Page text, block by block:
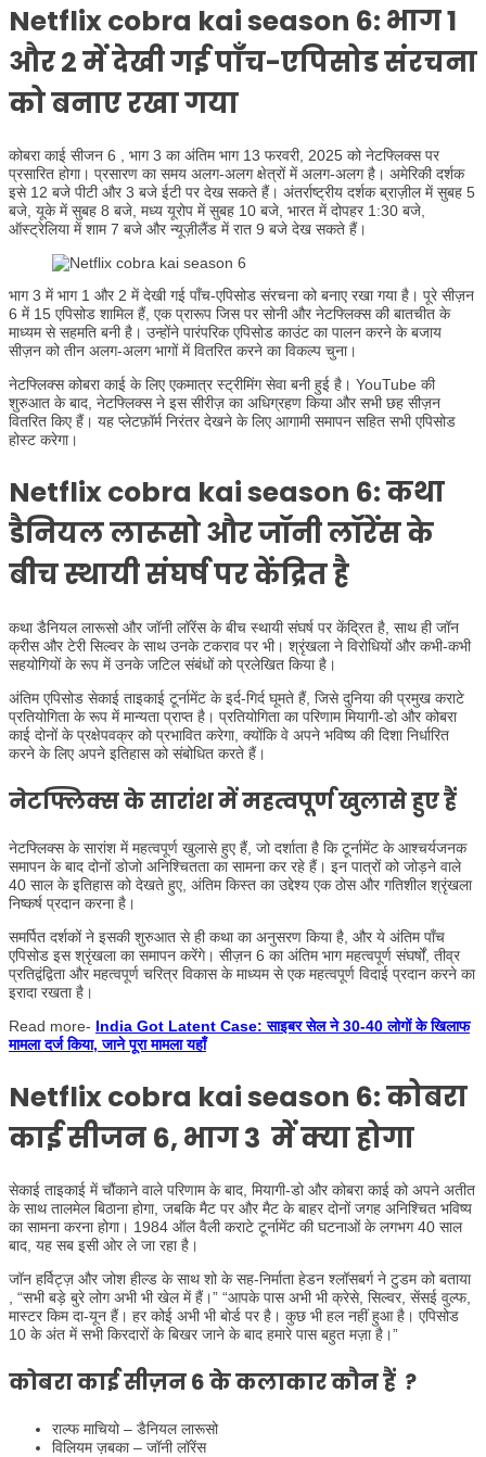
Netflix cobra kai season 6: भाग 1
और 2 में देखी गई पाँच-एपिसोड संरचना
को बनाए रखा गया
कोबरा काई सीजन 6 , भाग 3 का अंतिम भाग 13 फरवरी, 2025 को नेटफ्लिक्स पर
प्रसारित होगा। प्रसारण का समय अलग-अलग क्षेत्रों में अलग-अलग है। अमेरिकी दर्शक
इसे 12 बजे पीटी और 3 बजे ईटी पर देख सकते हैं। अंतर्राष्ट्रीय दर्शक ब्राज़ील में सुबह 5
बजे, यूके में सुबह 8 बजे, मध्य यूरोप में सुबह 10 बजे, भारत में दोपहर 1:30 बजे,
ऑस्ट्रेलिया में शाम 7 बजे और न्यूज़ीलैंड में रात 9 बजे देख सकते हैं।
भाग 3 में भाग 1 और 2 में देखी गई पाँच-एपिसोड संरचना को बनाए रखा गया है। पूरे सीज़न
6 में 15 एपिसोड शामिल हैं, एक प्रारूप जिस पर सोनी और नेटफ्लिक्स की बातचीत के
माध्यम से सहमति बनी है। उन्होंने पारंपरिक एपिसोड काउंट का पालन करने के बजाय
सीज़न को तीन अलग-अलग भागों में वितरित करने का विकल्प चुना।
नेटफ्लिक्स कोबरा काई के लिए एकमात्र स्ट्रीमिंग सेवा बनी हुई है। YouTube की
शुरुआत के बाद, नेटफ्लिक्स ने इस सीरीज़ का अधिग्रहण किया और सभी छह सीज़न
वितरित किए हैं। यह प्लेटफ़ॉर्म निरंतर देखने के लिए आगामी समापन सहित सभी एपिसोड
होस्ट करेगा।
Netflix cobra kai season 6: कथा
डैनियल लारूसो और जॉनी लॉरेंस के
बीच स्थायी संघर्ष पर केंद्रित है
कथा डैनियल लारूसो और जॉनी लॉरेंस के बीच स्थायी संघर्ष पर केंद्रित है, साथ ही जॉन
क्रीस और टेरी सिल्वर के साथ उनके टकराव पर भी। श्रृंखला ने विरोधियों और कभी-कभी
सहयोगियों के रूप में उनके जटिल संबंधों को प्रलेखित किया है।
अंतिम एपिसोड सेकाई ताइकाई टूर्नामेंट के इर्द-गिर्द घूमते हैं, जिसे दुनिया की प्रमुख कराटे
प्रतियोगिता के रूप में मान्यता प्राप्त है। प्रतियोगिता का परिणाम मियागी-डो और कोबरा
काई दोनों के प्रक्षेपवक्र को प्रभावित करेगा, क्योंकि वे अपने भविष्य की दिशा निर्धारित
करने के लिए अपने इतिहास को संबोधित करते हैं।
नेटफ्लिक्स के सारांश में महत्वपूर्ण खुलासे हुए हैं
नेटफ्लिक्स के सारांश में महत्वपूर्ण खुलासे हुए हैं, जो दर्शाता है कि टूर्नामेंट के आश्चर्यजनक
समापन के बाद दोनों डोजो अनिश्चितता का सामना कर रहे हैं। इन पात्रों को जोड़ने वाले
40 साल के इतिहास को देखते हुए, अंतिम किस्त का उद्देश्य एक ठोस और गतिशील श्रृंखला
निष्कर्ष प्रदान करना है।
समर्पित दर्शकों ने इसकी शुरुआत से ही कथा का अनुसरण किया है, और ये अंतिम पाँच
एपिसोड इस श्रृंखला का समापन करेंगे। सीज़न 6 का अंतिम भाग महत्वपूर्ण संघर्षों, तीव्र
प्रतिद्वंद्विता और महत्वपूर्ण चरित्र विकास के माध्यम से एक महत्वपूर्ण विदाई प्रदान करने का
इरादा रखता है।
Read more- India Got Latent Case: साइबर सेल ने 30-40 लोगों के खिलाफ
मामला दर्ज किया, जाने पूरा मामला यहाँ
Netflix cobra kai season 6: कोबरा
काई सीजन 6, भाग 3 में क्या होगा
सेकाई ताइकाई में चौंकाने वाले परिणाम के बाद, मियागी-डो और कोबरा काई को अपने अतीत
के साथ तालमेल बिठाना होगा, जबकि मैट पर और मैट के बाहर दोनों जगह अनिश्चित भविष्य
का सामना करना होगा। 1984 ऑल वैली कराटे टूर्नामेंट की घटनाओं के लगभग 40 साल
बाद, यह सब इसी ओर ले जा रहा है।
जॉन हर्विट्ज़ और जोश हील्ड के साथ शो के सह-निर्माता हेडन श्लॉसबर्ग ने टुडम को बताया
, “सभी बड़े बुरे लोग अभी भी खेल में हैं।” “आपके पास अभी भी क्रेसे, सिल्वर, सेंसई वुल्फ,
मास्टर किम दा-यून हैं। हर कोई अभी भी बोर्ड पर है। कुछ भी हल नहीं हुआ है। एपिसोड
10 के अंत में सभी किरदारों के बिखर जाने के बाद हमारे पास बहुत मज़ा है।”
कोबरा काई सीज़न 6 के कलाकार कौन हैं ?
राल्फ माचियो – डैनियल लारूसो
विलियम ज़बका – जॉनी लॉरेंस